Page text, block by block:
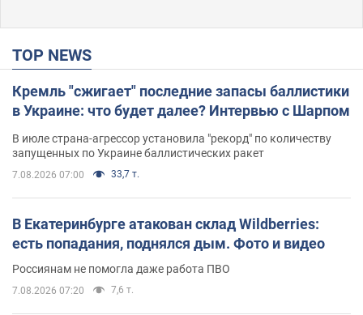
TOP NEWS
Кремль "сжигает" последние запасы баллистики
в Украине: что будет далее? Интервью с Шарпом
В июле страна-агрессор установила "рекорд" по количеству
запущенных по Украине баллистических ракет
7.08.2026 07:00 33,7 т.
В Екатеринбурге атакован склад Wildberries:
есть попадания, поднялся дым. Фото и видео
Россиянам не помогла даже работа ПВО
7.08.2026 07:20 7,6 т.